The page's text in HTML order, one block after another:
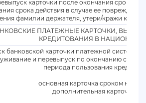
карточки после окончания срока ее
срока действия в случае ее
фамилии держателя, утери/кражи
ПЛАТЕЖНЫЕ КАРТОЧКИ,
КРЕДИТОВАНИЯ В
банковской карточки платежной системы
и перевыпуск по окончанию срока
периода пользования кредитом
основная карточка сроком на 5
дополнительная карточка